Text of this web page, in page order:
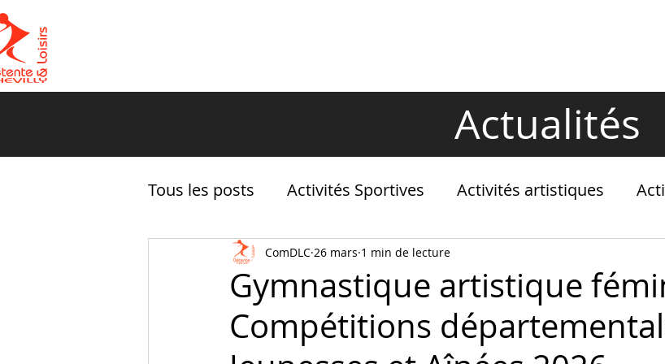
Actualités
Tous les posts Activités Sportives Activités artistiques
La vie de DLC
Gymnastique artistique
Compétitions
ComDLC 26 mars 1 min de lecture